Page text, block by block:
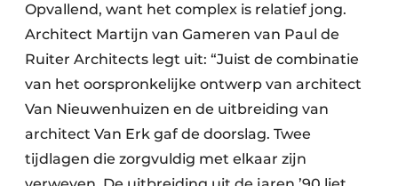
Opvallend, want het complex is relatief jong.
Architect Martijn van Gameren van Paul de
Ruiter Architects legt uit: “Juist de combinatie
van het oorspronkelijke ontwerp van architect
Van Nieuwenhuizen en de uitbreiding van
architect Van Erk gaf de doorslag. Twee
tijdlagen die zorgvuldig met elkaar zijn